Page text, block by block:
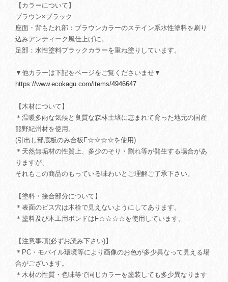
【カラーについて】
ブラウン×ブラック
座面・背もたれ部：ブラウンカラーのステイン系水性塗料を刷り
込みアンティーク風仕上げに。
足部：水性塗料ブラックカラーを重ね塗りしています。
▼他カラーは下記をページをご覧くださいませ▼
https://www.ecokagu.com/items/4946647
【木材について】
＊温暖多雨な気候と良質な森林土壌に恵まれて育った地元の国産
熊野紀州材を使用。
(引出し部底板のみ合板F☆☆☆☆を使用)
＊天然無垢材の性質上、多少のそり・割れ等が発生する場合があ
りますが、
それもこの商品のもっている味わいとご理解ご了承下さい。
【塗料・接合部分について】
＊表面のビス穴は木栓で見えないようにしてあります。
＊塗料及び木工用ボンドはF☆☆☆☆を使用しています。
【注意事項(必ずお読み下さい)】
＊PC・モバイル環境等により画像のお色が多少異なって見える場
合がございます。
＊木材の性質・色味等で同じカラーを塗装しても多少異なります